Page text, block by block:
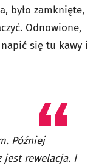
było zamknięte,
Odnowione,
się tu kawy i
Później
jest rewelacja. I